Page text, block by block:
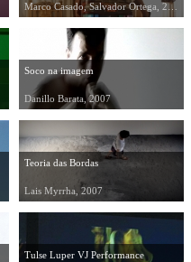
Marco Casado, Salvador Ortega, 2007
Soco na imagem
Danillo Barata, 2007
Teoria das Bordas
Lais Myrrha, 2007
Tulse Luper VJ Performance